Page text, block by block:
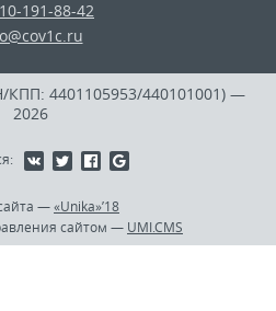
191-88-42
4401105953/440101001) —
2026
—«Unika»’18
сайтом — UMI.CMS